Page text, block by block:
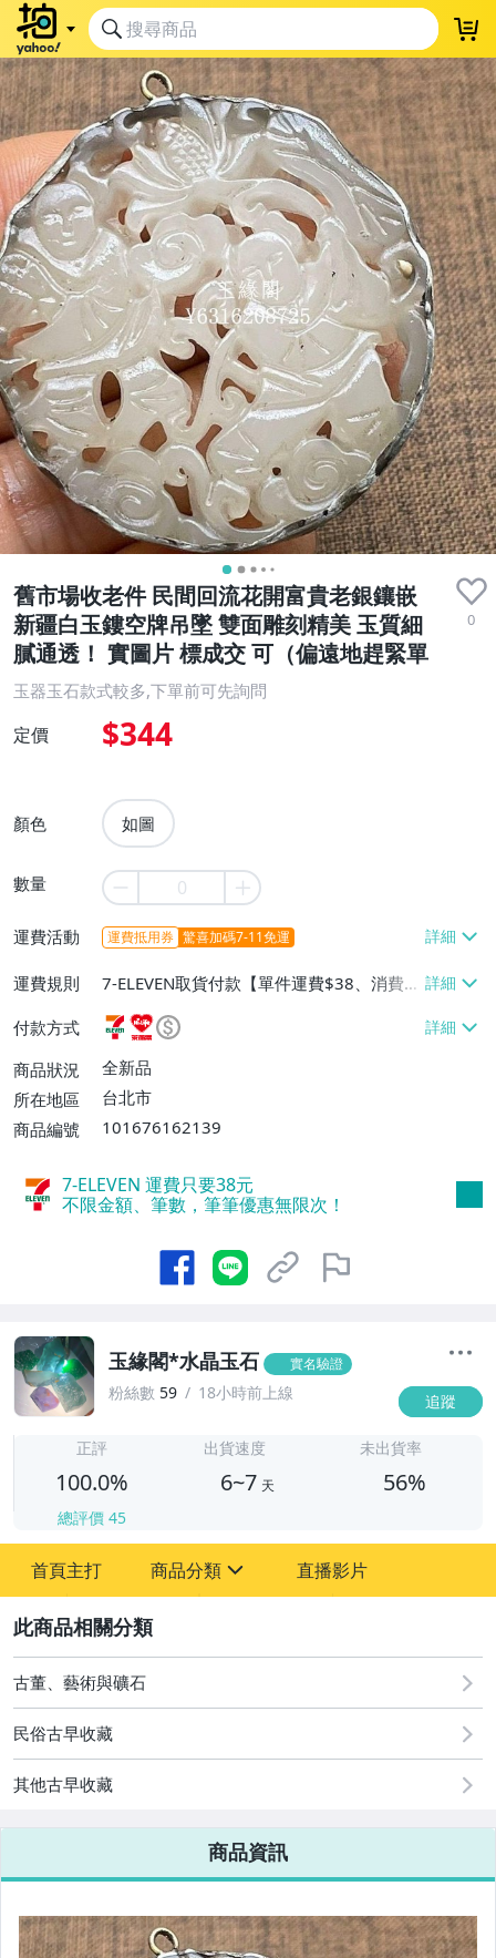
舊市場收老件 民間回流花開富貴老銀鑲嵌
新疆白玉鏤空牌吊墜 雙面雕刻精美 玉質細
膩通透！ 實圖片 標成交 可（偏遠地趕緊單
0
玉器玉石款式較多,下單前可先詢問
定價 $344
顏色 如圖
數量
運費活動 運費抵用券 驚喜加碼7-11免運
運費規則
7-ELEVEN取貨付款【單件運費$38、消費滿
$990免運費】、萊爾富取貨付款【單件運
費$60、消費滿$990免運費】、宅配/貨運
【單件運費$80、消費滿$990免運費】
付款方式
商品狀況
全新品
所在地區
台北市
商品編號
101676162139
7-ELEVEN 運費只要38元
不限金額、筆數，筆筆優惠無限次！
玉緣閣*水晶玉石 實名驗證
粉絲數 59 18小時前上線 追蹤
正評
100.0%
總評價 45
出貨速度
6~7 天
未出貨率
56%
首頁主打 商品分類
古董、藝術與礦石
居家、家具與園藝
直播影片
古董、藝術與礦石
民俗古早收藏
其他古早收藏
商品資訊